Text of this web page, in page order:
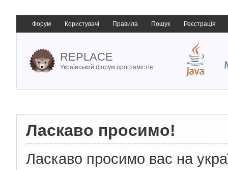
Форум Користувачі Правила Пошук Реєстрація
REPLACE
Український форум програмістів
Ласкаво просимо!
Ласкаво просимо вас на